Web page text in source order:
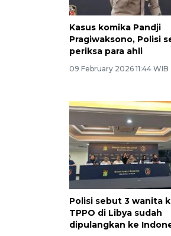
Kasus komika Pandji
Pragiwaksono, Polisi
periksa para ahli
09 February 2026 11:44 WIB
Polisi sebut 3 wanita
TPPO di Libya sudah
dipulangkan ke